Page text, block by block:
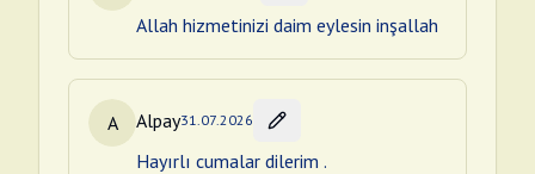
Allah hizmetinizi daim eylesin inşallah
A Alpay31.07.2026
Hayırlı cumalar dilerim .